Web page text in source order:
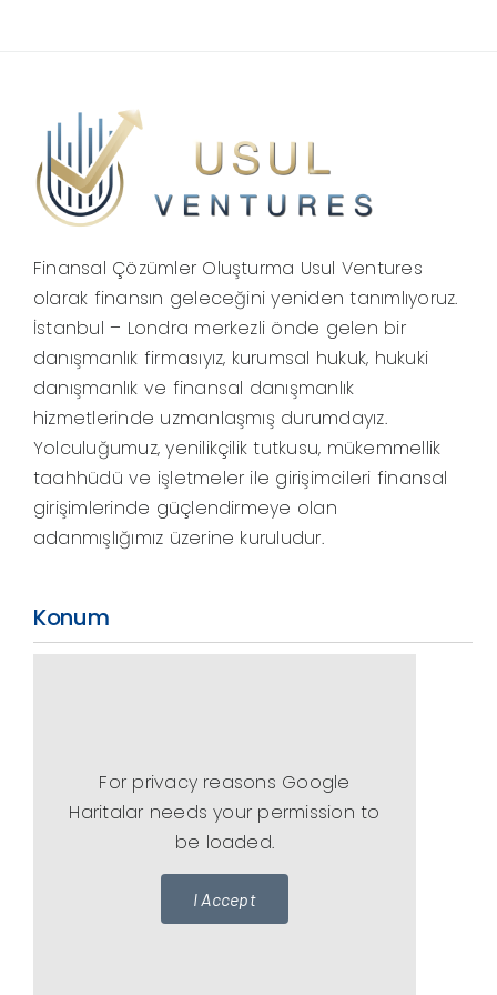
Finansal Çözümler Oluşturma Usul Ventures
olarak finansın geleceğini yeniden tanımlıyoruz.
İstanbul – Londra merkezli önde gelen bir
danışmanlık firmasıyız, kurumsal hukuk, hukuki
danışmanlık ve finansal danışmanlık
hizmetlerinde uzmanlaşmış durumdayız.
Yolculuğumuz, yenilikçilik tutkusu, mükemmellik
taahhüdü ve işletmeler ile girişimcileri finansal
girişimlerinde güçlendirmeye olan
adanmışlığımız üzerine kuruludur.
Konum
For privacy reasons Google
Haritalar needs your permission to
be loaded.
I Accept